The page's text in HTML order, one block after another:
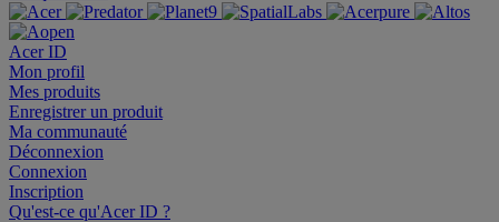
Acer ID
Mon profil
Mes produits
Enregistrer un produit
Ma communauté
Déconnexion
Connexion
Inscription
Qu'est-ce qu'Acer ID ?